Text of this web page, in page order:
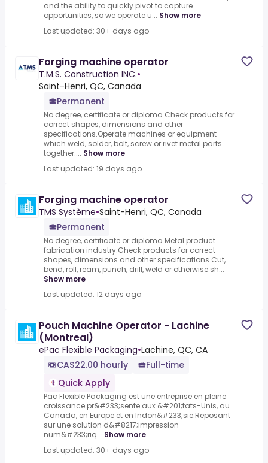
and the ability to quickly pivot to capture
opportunities, so we operate u... Show more
Last updated: 30+ days ago
Forging machine operator
T.M.S. Construction INC.•
Saint-Henri, QC, Canada
Permanent
No degree, certificate or diploma.Check products for
correct shapes, dimensions and other
specifications.Operate machines or equipment
which weld, solder, bolt, screw or rivet metal parts
together.... Show more
Last updated: 19 days ago
Forging machine operator
TMS Système•Saint-Henri, QC, Canada
Permanent
No degree, certificate or diploma.Metal product
fabrication industry.Check products for correct
shapes, dimensions and other specifications.Cut,
bend, roll, ream, punch, drill, weld or otherwise sh...
Show more
Last updated: 12 days ago
Pouch Machine Operator - Lachine
(Montreal)
ePac Flexible Packaging•Lachine, QC, CA
CA$22.00 hourly
Full-time
Quick Apply
Pac Flexible Packaging est une entreprise en pleine
croissance pr&#233;sente aux &#201;tats-Unis, au
Canada, en Europe et en Indon&#233;sie.Reposant
sur une solution d&#8217;impression
num&#233;riq... Show more
Last updated: 30+ days ago